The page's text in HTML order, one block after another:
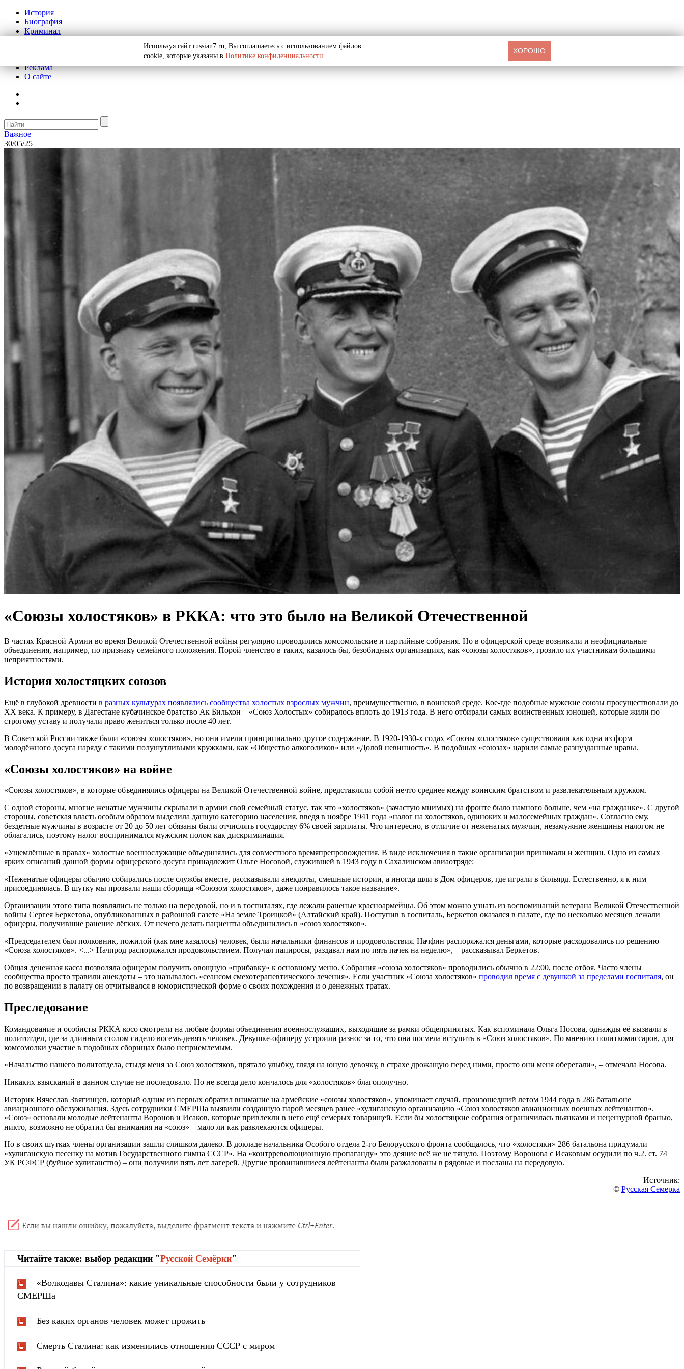
История
Биография
Криминал
Реклама
О сайте
Важное
30/05/25
«Союзы холостяков» в РККА: что это было на Великой Отечественной
В частях Красной Армии во время Великой Отечественной войны регулярно проводились комсомольские и партийные собрания. Но в офицерской среде возникали и неофициальные
объединения, например, по признаку семейного положения. Порой членство в таких, казалось бы, безобидных организациях, как «союзы холостяков», грозило их участникам большими
неприятностями.
История холостяцких союзов
Ещё в глубокой древности в разных культурах появлялись сообщества холостых взрослых мужчин, преимущественно, в воинской среде. Кое-где подобные мужские союзы просуществовали до
XX века. К примеру, в Дагестане кубачинское братство Ак Бильхон – «Союз Холостых» собиралось вплоть до 1913 года. В него отбирали самых воинственных юношей, которые жили по
строгому уставу и получали право жениться только после 40 лет.
В Советской России также были «союзы холостяков», но они имели принципиально другое содержание. В 1920-1930-х годах «Союзы холостяков» существовали как одна из форм
молодёжного досуга наряду с такими полушутливыми кружками, как «Общество алкоголиков» или «Долой невинность». В подобных «союзах» царили самые разнузданные нравы.
«Союзы холостяков» на войне
«Союзы холостяков», в которые объединялись офицеры на Великой Отечественной войне, представляли собой нечто среднее между воинским братством и развлекательным кружком.
С одной стороны, многие женатые мужчины скрывали в армии свой семейный статус, так что «холостяков» (зачастую мнимых) на фронте было намного больше, чем «на гражданке». С другой
стороны, советская власть особым образом выделила данную категорию населения, введя в ноябре 1941 года «налог на холостяков, одиноких и малосемейных граждан». Согласно ему,
бездетные мужчины в возрасте от 20 до 50 лет обязаны были отчислять государству 6% своей зарплаты. Что интересно, в отличие от неженатых мужчин, незамужние женщины налогом не
облагались, поэтому налог воспринимался мужским полом как дискриминация.
«Ущемлённые в правах» холостые военнослужащие объединялись для совместного времяпрепровождения. В виде исключения в такие организации принимали и женщин. Одно из самых
ярких описаний данной формы офицерского досуга принадлежит Ольге Носовой, служившей в 1943 году в Сахалинском авиаотряде:
«Неженатые офицеры обычно собирались после службы вместе, рассказывали анекдоты, смешные истории, а иногда шли в Дом офицеров, где играли в бильярд. Естественно, я к ним
присоединялась. В шутку мы прозвали наши сборища «Союзом холостяков», даже понравилось такое название».
Организации этого типа появлялись не только на передовой, но и в госпиталях, где лежали раненые красноармейцы. Об этом можно узнать из воспоминаний ветерана Великой Отечественной
войны Сергея Беркетова, опубликованных в районной газете «На земле Троицкой» (Алтайский край). Поступив в госпиталь, Беркетов оказался в палате, где по несколько месяцев лежали
офицеры, получившие ранение лёгких. От нечего делать пациенты объединились в «союз холостяков».
«Председателем был полковник, пожилой (как мне казалось) человек, были начальники финансов и продовольствия. Начфин распоряжался деньгами, которые расходовались по решению
«Союза холостяков». <...> Начпрод распоряжался продовольствием. Получал папиросы, раздавал нам по пять пачек на неделю», – рассказывал Беркетов.
Общая денежная касса позволяла офицерам получить овощную «прибавку» к основному меню. Собрания «союза холостяков» проводились обычно в 22:00, после отбоя. Часто члены
сообщества просто травили анекдоты – это называлось «сеансом смехотерапевтического лечения». Если участник «Союза холостяков» проводил время с девушкой за пределами госпиталя, он
по возвращении в палату он отчитывался в юмористической форме о своих похождения и о денежных тратах.
Преследование
Командование и особисты РККА косо смотрели на любые формы объединения военнослужащих, выходящие за рамки общепринятых. Как вспоминала Ольга Носова, однажды её вызвали в
политотдел, где за длинным столом сидело восемь-девять человек. Девушке-офицеру устроили разнос за то, что она посмела вступить в «Союз холостяков». По мнению политкомиссаров, для
комсомолки участие в подобных сборищах было неприемлемым.
«Начальство нашего политотдела, стыдя меня за Союз холостяков, прятало улыбку, глядя на юную девочку, в страхе дрожащую перед ними, просто они меня оберегали», – отмечала Носова.
Никаких взысканий в данном случае не последовало. Но не всегда дело кончалось для «холостяков» благополучно.
Историк Вячеслав Звягинцев, который одним из первых обратил внимание на армейские «союзы холостяков», упоминает случай, произошедший летом 1944 года в 286 батальоне
авиационного обслуживания. Здесь сотрудники СМЕРШа выявили созданную парой месяцев ранее «хулиганскую организацию «Союз холостяков авиационных военных лейтенантов».
«Союз» основали молодые лейтенанты Воронов и Исаков, которые привлекли в него ещё семерых товарищей. Если бы холостяцкие собрания ограничилась пьянками и нецензурной бранью,
никто, возможно не обратил бы внимания на «союз» – мало ли как развлекаются офицеры.
Но в своих шутках члены организации зашли слишком далеко. В докладе начальника Особого отдела 2-го Белорусского фронта сообщалось, что «холостяки» 286 батальона придумали
«хулиганскую песенку на мотив Государственного гимна СССР». На «контрреволюционную пропаганду» это деяние всё же не тянуло. Поэтому Воронова с Исаковым осудили по ч.2. ст. 74
УК РСФСР (буйное хулиганство) – они получили пять лет лагерей. Другие провинившиеся лейтенанты были разжалованы в рядовые и посланы на передовую.
Источник:
© Русская Семерка
Читайте также: выбор редакции "Русской Cемёрки"
«Волкодавы Сталина»: какие уникальные способности были у сотрудников
СМЕРШа
Без каких органов человек может прожить
Смерть Сталина: как изменились отношения СССР с миром
Используя сайт russian7.ru, Вы соглашаетесь с использованием файлов
cookie, которые указаны в Политике конфиденциальности
ХОРОШО